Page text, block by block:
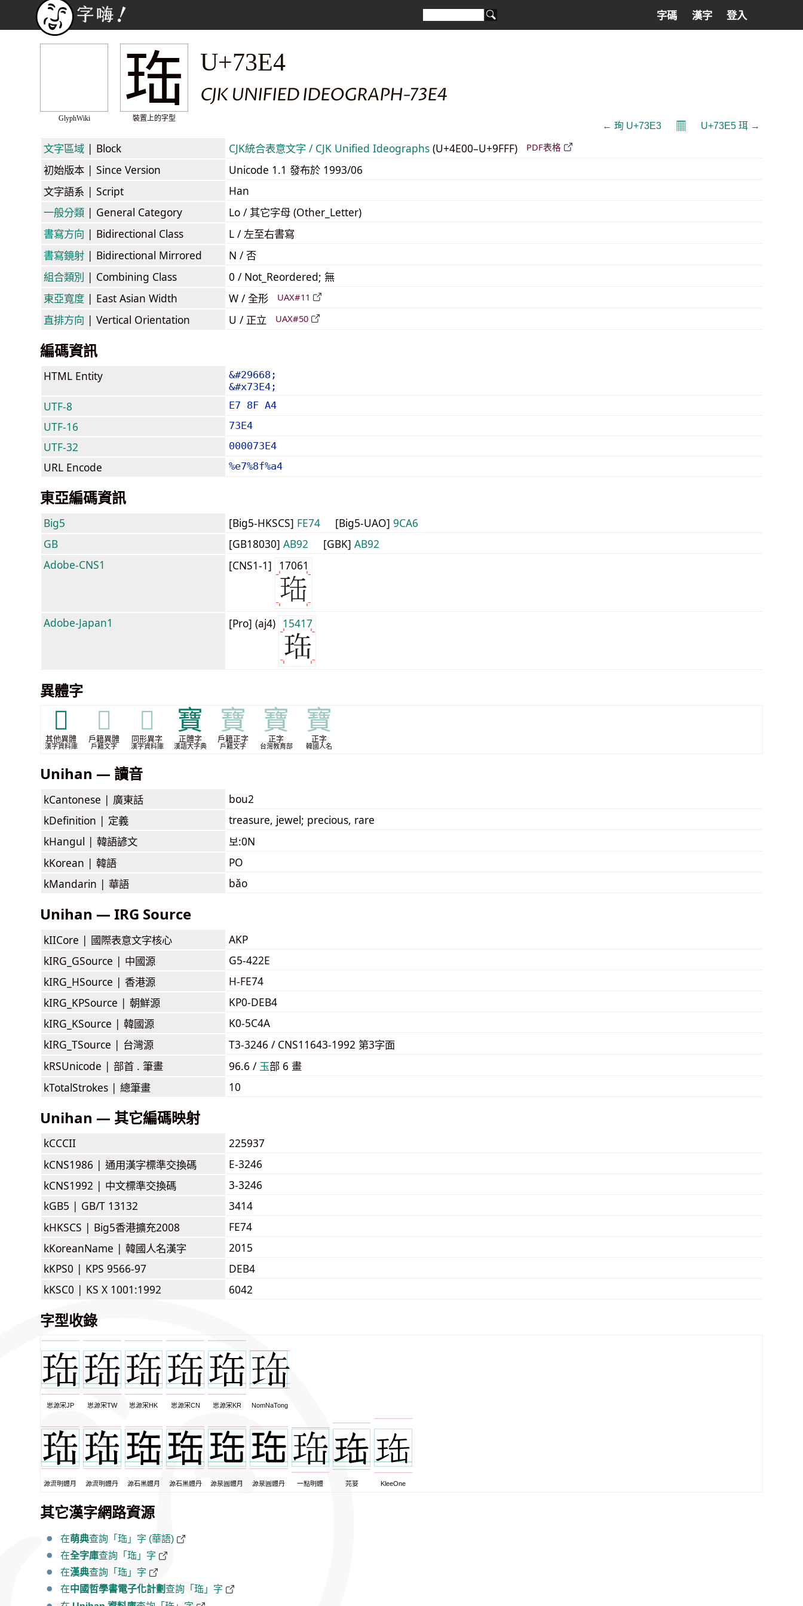
字碼 漢字 登入
GlyphWiki
珤
裝置上的字型
U+73E4
CJK UNIFIED IDEOGRAPH-73E4
← 珣 U+73E3 𝄜 U+73E5 珥 →
文字區域 | Block CJK統合表意文字 / CJK Unified Ideographs (U+4E00–U+9FFF) PDF表格
初始版本 | Since Version
Unicode 1.1 發布於 1993/06
文字語系 | Script
Han
一般分類 | General Category
Lo / 其它字母 (Other_Letter)
書寫方向 | Bidirectional Class
L / 左至右書寫
書寫鏡射 | Bidirectional Mirrored
N / 否
組合類別 | Combining Class
0 / Not_Reordered; 無
東亞寬度 | East Asian Width W / 全形 UAX#11
直排方向 | Vertical Orientation U / 正立 UAX#50
編碼資訊
HTML Entity
&#29668;
&#x73E4;
UTF-8 E7 8F A4
UTF-16 73E4
UTF-32 000073E4
URL Encode %e7%8f%a4
東亞編碼資訊
Big5 [Big5-HKSCS] FE74 [Big5-UAO] 9CA6
GB
[GB18030] AB92 [GBK] AB92
Adobe-CNS1
[CNS1-1] 17061
Adobe-Japan1 [Pro] (aj4) 15417
異體字
𤥖
其他異體
漢字資料庫
𤥖
戶籍異體
戶籍文字
𤥖
同形異字
漢字資料庫
寶
正體字
漢語大字典
寶
戶籍正字
戶籍文字
寶
正字
台灣教育部
寶
正字
韓國人名
Unihan — 讀音
kCantonese | 廣東話
bou2
kDefinition | 定義
treasure, jewel; precious, rare
kHangul | 韓語諺文
보:0N
kKorean | 韓語
PO
kMandarin | 華語 bǎo
Unihan — IRG Source
kIICore | 國際表意文字核心
AKP
kIRG_GSource | 中國源
G5-422E
kIRG_HSource | 香港源
H-FE74
kIRG_KPSource | 朝鮮源
KP0-DEB4
kIRG_KSource | 韓國源
K0-5C4A
kIRG_TSource | 台灣源
T3-3246 / CNS11643-1992 第3字面
kRSUnicode | 部首 . 筆畫 96.6 / ⽟部 6 畫
kTotalStrokes | 總筆畫 10
Unihan — 其它編碼映射
kCCCII
225937
kCNS1986 | 通用漢字標準交換碼
E-3246
kCNS1992 | 中文標準交換碼
3-3246
kGB5 | GB/T 13132
3414
kHKSCS | Big5香港擴充2008
FE74
kKoreanName | 韓國人名漢字
2015
kKPS0 | KPS 9566-97
DEB4
kKSC0 | KS X 1001:1992 6042
字型收錄
思源宋JP 思源宋TW 思源宋HK 思源宋CN 思源宋KR NomNaTong
源流明體月 源流明體丹 源石黑體月 源石黑體丹 源泉圓體月 源泉圓體丹 一點明體 芫荽 KleeOne
其它漢字網路資源
在萌典查詢「珤」字 (華語)
在全字庫查詢「珤」字
在漢典查詢「珤」字
在中國哲學書電子化計劃 查詢「珤」字